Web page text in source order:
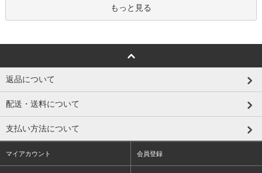
もっと見る
返品について
配送・送料について
支払い方法について
マイアカウント 会員登録